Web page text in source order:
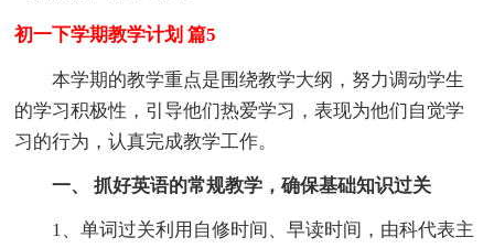
初一下学期教学计划 篇5
本学期的教学重点是围绕教学大纲，努力调动学生
的学习积极性，引导他们热爱学习，表现为他们自觉学
习的行为，认真完成教学工作。
一、 抓好英语的常规教学，确保基础知识过关
1、单词过关利用自修时间、早读时间，由科代表主